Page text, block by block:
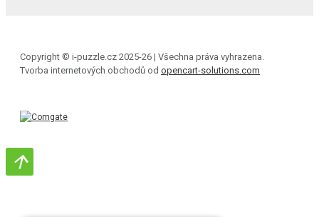
Copyright © i-puzzle.cz 2025-26 | Všechna práva vyhrazena.
Tvorba internetových obchodů od opencart-solutions.com